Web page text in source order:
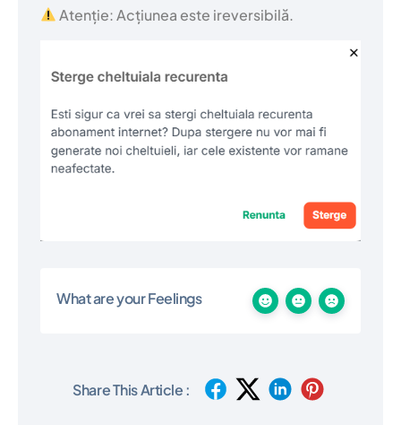
Atenție: Acțiunea este ireversibilă.
What are your Feelings
Share This Article :